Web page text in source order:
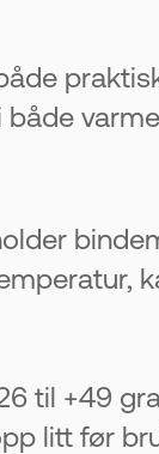
asfalt i
Øst Asfalt.
til +49
litt før